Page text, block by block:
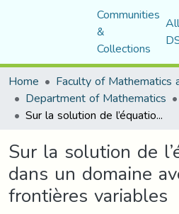
Communities
&
Collections
Home
Department of Mathematics
Sur la solution de l’équation d’onde dans un domaine avec des frontières variables
Sur la solution de
dans un domaine
frontières variables